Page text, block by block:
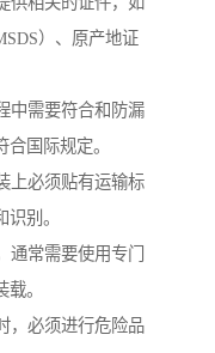
）、原产地证
中需要符合和防漏
国际规定。
上必须贴有运输标
别。
常需要使用专门
。
，必须进行危险品